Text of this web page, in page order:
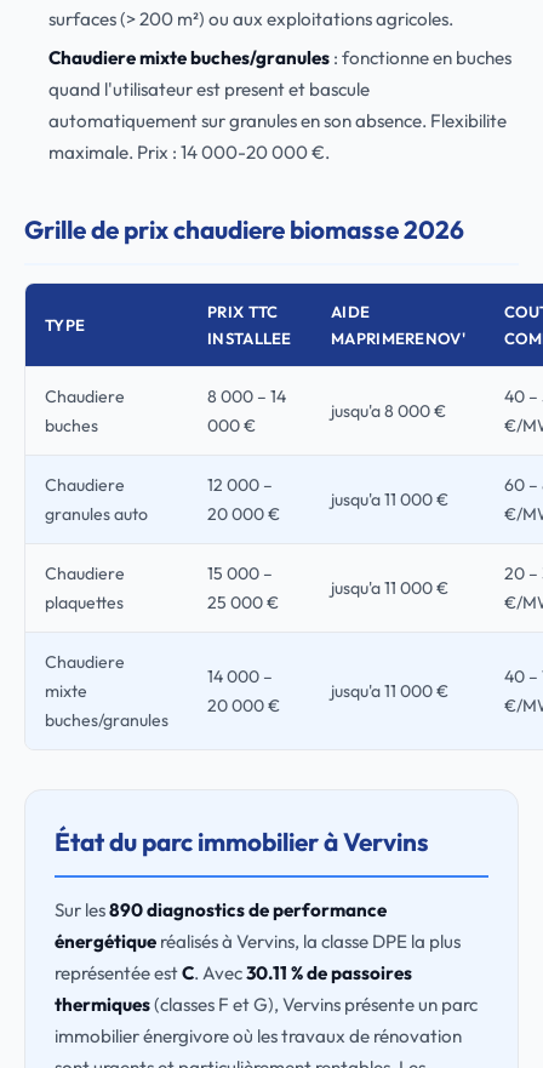
surfaces (> 200 m²) ou aux exploitations agricoles.
Chaudiere mixte buches/granules: fonctionne en buches
quand l'utilisateur est present et bascule
automatiquement sur granules en son absence. Flexibilite
maximale. Prix : 14 000-20 000 €.
Grille de prix chaudiere biomasse 2026
TYPE
PRIX TTC
INSTALLEE
AIDE
MAPRIMERENOV'
Chaudiere
buches
8 000 – 14
000 €
jusqu'a 8 000 €
40 –
€/
Chaudiere
granules auto
12 000 –
20 000 €
jusqu'a 11 000 €
60 –
€/
Chaudiere
plaquettes
15 000 –
25 000 €
jusqu'a 11 000 €
20 –
€/
Chaudiere
mixte
buches/granules
14 000 –
20 000 €
jusqu'a 11 000 €
40 –
€/
État du parc immobilier à Vervins
Sur les890 diagnostics de performance
énergétique réalisés à Vervins, la classe DPE la plus
représentée estC. Avec30.11 % de passoires
thermiques(classes F et G), Vervins présente un parc
immobilier énergivore où les travaux de rénovation